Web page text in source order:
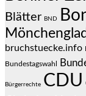
Blätter BND
bruchstuecke.info
Bundestagswahl
Bürgerrechte CDU